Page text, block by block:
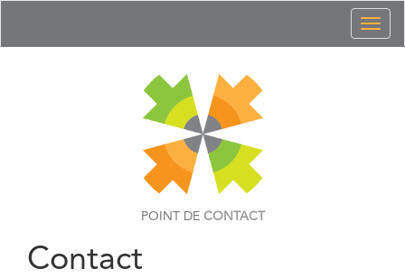
POINT DE CONTACT
Contact